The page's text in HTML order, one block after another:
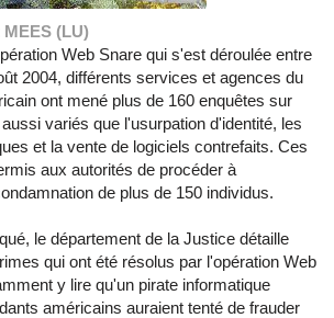
(LU)
Web Snare qui s'est déroulée entre
2004, différents services et agences du
ont mené plus de 160 enquêtes sur
variés que l'usurpation d'identité, les
et la vente de logiciels contrefaits. Ces
aux autorités de procéder à
de plus de 150 individus.
le département de la Justice détaille
qui ont été résolus par l'opération Web
y lire qu'un pirate informatique
américains auraient tenté de frauder